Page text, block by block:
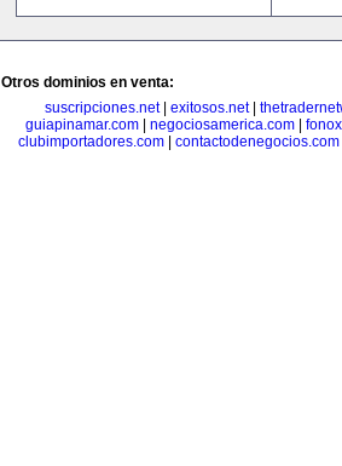
Otros dominios en venta:
suscripciones.net| exitosos.net|
guiapinamar.com
negociosamerica.com
clubimportadores.com
contactodenegocios.com